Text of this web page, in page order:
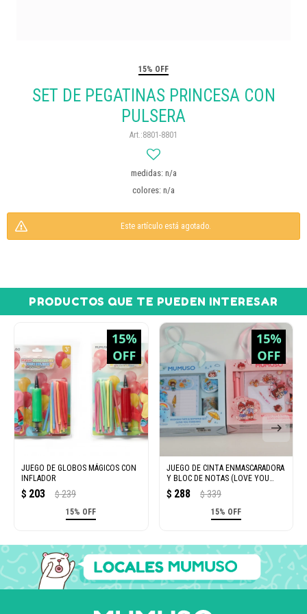
15% OFF
SET DE PEGATINAS PRINCESA CON
PULSERA
8801-8801
medidas: n/a
colores: n/a
Este artículo está agotado.
PRODUCTOS QUE TE PUEDEN INTERESAR
JUEGO DE GLOBOS MÁGICOS CON
INFLADOR
$ 203 $ 239
15% OFF
JUEGO DE CINTA ENMASCARADORA
Y BLOC DE NOTAS (LOVE YOU
FOREVER)
$ 288 $ 339
15% OFF